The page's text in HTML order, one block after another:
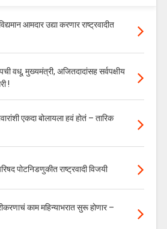
आमदार उद्या करणार राष्ट्रवादीत
वधू, मुख्यमंत्री, अजितदादांसह सर्वपक्षीय
!
एकदा बोलायला हवं होतं – तारिक
पोटनिडणुकीत राष्ट्रवादी विजयी
काम महिन्याभरात सुरू होणार –